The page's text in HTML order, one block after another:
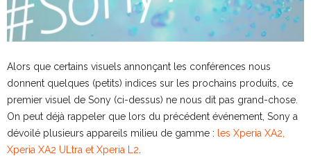
Alors que certains visuels annonçant les conférences nous
donnent quelques (petits) indices sur les prochains produits, ce
premier visuel de Sony (ci-dessus) ne nous dit pas grand-chose.
On peut déjà rappeler que lors du précédent événement, Sony a
dévoilé plusieurs appareils milieu de gamme : les Xperia XA2,
Xperia XA2 ULtra et Xperia L2